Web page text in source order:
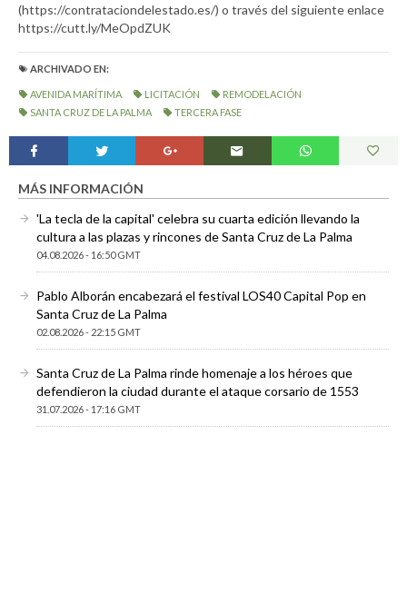
(https://contrataciondelestado.es/) o través del siguiente enlace
https://cutt.ly/MeOpdZUK
ARCHIVADO EN:
AVENIDA MARÍTIMA LICITACIÓN
REMODELACIÓN
SANTA CRUZ DE LA PALMA
TERCERA FASE
MÁS INFORMACIÓN
'La tecla de la capital' celebra su cuarta edición llevando la
cultura a las plazas y rincones de Santa Cruz de La Palma
04.08.2026 - 16:50 GMT
Pablo Alborán encabezará el festival LOS40 Capital Pop en
Santa Cruz de La Palma
02.08.2026 - 22:15 GMT
Santa Cruz de La Palma rinde homenaje a los héroes que
defendieron la ciudad durante el ataque corsario de 1553
31.07.2026 - 17:16 GMT